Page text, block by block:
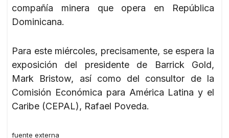
compañía minera que opera en República
Dominicana.
Para este miércoles, precisamente, se espera la
exposición del presidente de Barrick Gold,
Mark Bristow, así como del consultor de la
Comisión Económica para América Latina y el
Caribe (CEPAL), Rafael Poveda.
fuente externa